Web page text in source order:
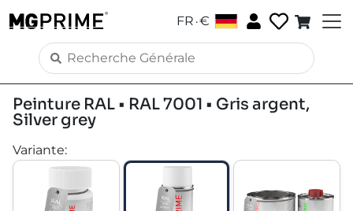
FR .€
Peinture RAL • RAL 7001 • Gris argent,
Silver grey
Variante: